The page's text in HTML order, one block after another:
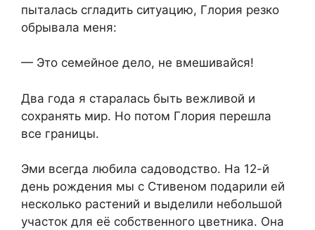
пыталась сгладить ситуацию, Глория резко
обрывала меня:
— Это семейное дело, не вмешивайся!
Два года я старалась быть вежливой и
сохранять мир. Но потом Глория перешла
все границы.
Эми всегда любила садоводство. На 12-й
день рождения мы с Стивеном подарили ей
несколько растений и выделили небольшой
участок для её собственного цветника. Она